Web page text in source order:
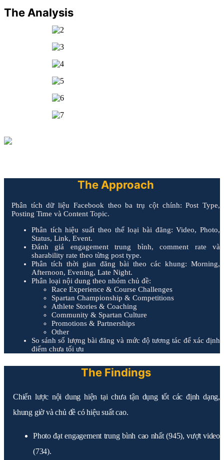
The Analysis
The Approach
Phân tích dữ liệu Facebook theo ba trụ cột chính: Post Type,
Posting Time và Content Topic.
Phân tích hiệu suất theo thể loại bài đăng: Video, Photo,
Status, Link, Event.
Đánh giá engagement trung bình, comment rate và
sharability rate theo từng post type.
Phân tích thời gian đăng bài theo các khung: Morning,
Afternoon, Evening, Late Night.
Phân loại nội dung theo nhóm chủ đề:
Race Experience & Course Challenges
Spartan Championship & Competitions
Athlete Stories & Coaching
Community & Spartan Culture
Promotions & Partnerships
Other
So sánh số lượng bài đăng và mức độ tương tác để xác định
điểm chưa tối ưu
The Findings
Chiến lược nội dung hiện tại chưa tận dụng tốt các định dạng,
khung giờ và chủ đề có hiệu suất cao.
Photo đạt engagement trung bình cao nhất (945), vượt video
(734).